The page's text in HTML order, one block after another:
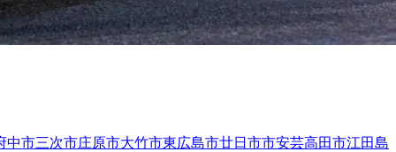
中市三次市庄原市大竹市東広島市廿日市市安芸高田市江田島